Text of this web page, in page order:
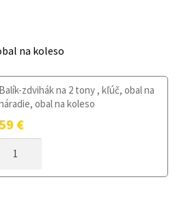
na koleso
Balík-zdvihák na 2 tony , kľúč, obal na
obal na koleso
59 €
DOJAZDOVÉ